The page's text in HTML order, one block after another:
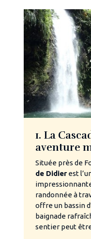
1. La
aventure
Située près de
de Didier est
randonnée à
offre un bassin
baignade
sentier peut